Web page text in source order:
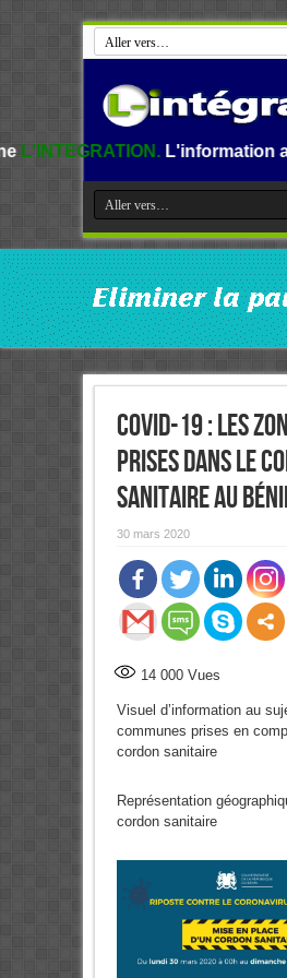
L'information au Benin, en
COVID-19 : Les
prises dans le
sanitaire au
30 mars 2020
14 000Vues
Visuel d’information au
communes prises en
cordon sanitaire
Représentation
cordon sanitaire